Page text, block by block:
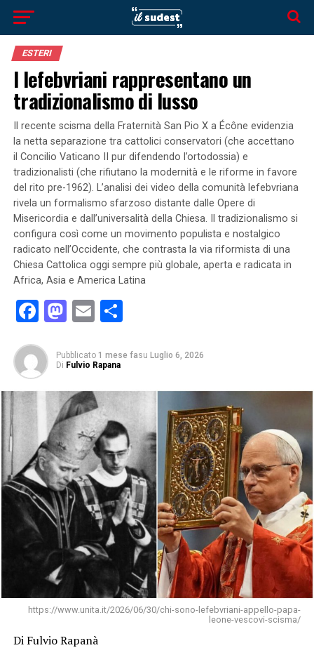
ESTERI
I lefebvriani rappresentano un
tradizionalismo di lusso
Il recente scisma della Fraternità San Pio X a Écône evidenzia
la netta separazione tra cattolici conservatori (che accettano
il Concilio Vaticano II pur difendendo l’ortodossia) e
tradizionalisti (che rifiutano la modernità e le riforme in favore
del rito pre-1962). L’analisi dei video della comunità lefebvriana
rivela un formalismo sfarzoso distante dalle Opere di
Misericordia e dall’universalità della Chiesa. Il tradizionalismo si
configura così come un movimento populista e nostalgico
radicato nell’Occidente, che contrasta la via riformista di una
Chiesa Cattolica oggi sempre più globale, aperta e radicata in
Africa, Asia e America Latina
Facebook
Mastodon
EmailCondividi
Pubblicato 1 mese fasu Luglio 6, 2026
Di Fulvio Rapana
https://www.unita.it/2026/06/30/chi-sono-lefebvriani-appello-papa-
leone-vescovi-scisma/
Di Fulvio Rapanà